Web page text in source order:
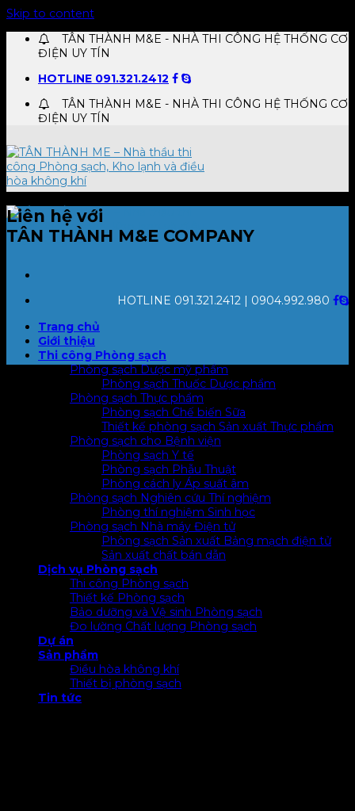
Skip to content
TÂN THÀNH M&E - NHÀ THI CÔNG HỆ THỐNG CƠ
ĐIỆN UY TÍN
HOTLINE 091.321.2412
TÂN THÀNH M&E - NHÀ THI CÔNG HỆ THỐNG CƠ
ĐIỆN UY TÍN
HOTLINE 091.321.2412 | 0904.992.980
Trang chủ
Giới thiệu
Thi công Phòng sạch
Phòng sạch Dược mỹ phẩm
Phòng sạch Thuốc Dược phẩm
Phòng sạch Thực phẩm
Phòng sạch Chế biến Sữa
Thiết kế phòng sạch Sản xuất Thực phẩm
Phòng sạch cho Bệnh viện
Phòng sạch Y tế
Phòng sạch Phẫu Thuật
Phòng cách ly Áp suất âm
Phòng sạch Nghiên cứu Thí nghiệm
Phòng thí nghiệm Sinh học
Phòng sạch Nhà máy Điện tử
Phòng sạch Sản xuất Bảng mạch điện tử
Sản xuất chất bán dẫn
Dịch vụ Phòng sạch
Thi công Phòng sạch
Thiết kế Phòng sạch
Bảo dưỡng và Vệ sinh Phòng sạch
Đo lường Chất lượng Phòng sạch
Dự án
Sản phẩm
Điều hòa không khí
Thiết bị phòng sạch
Tin tức
Liên hệ với
TÂN THÀNH M&E COMPANY